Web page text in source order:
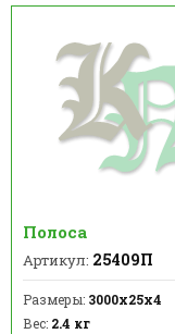
Полоса
Артикул: 25409П
Размеры: 3000х25х4
Вес: 2.4 кг